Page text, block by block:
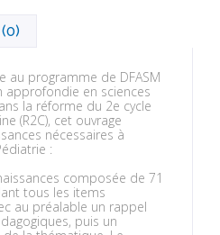
au programme de DFASM
en sciences
la réforme du 2e cycle
(R2C), cet ouvrage
nécessaires à
:
composée de 71
tous les items
au préalable un rappel
puis un